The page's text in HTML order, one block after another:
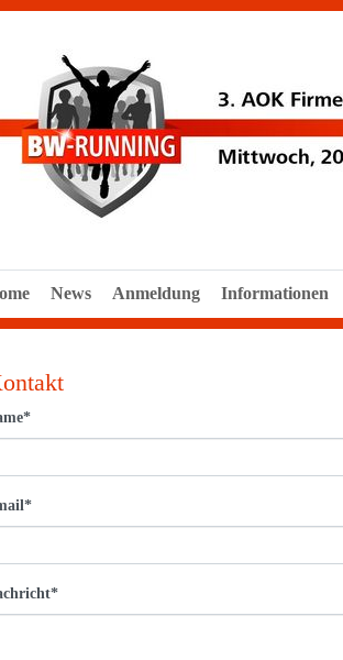
News Anmeldung Informationen
*
*
*